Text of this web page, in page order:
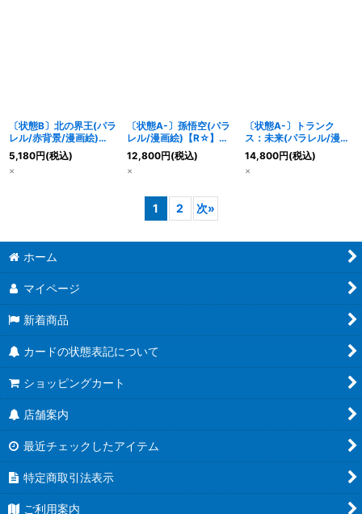
〔状態B〕北の界王(パラ
レル/赤背景/漫画絵)
【C☆】{SB02-002}
5,180円(税込)
×
〔状態A-〕孫悟空(パラ
レル/漫画絵)【R☆】
{SB02-004}
12,800円(税込)
×
〔状態A-〕トランク
ス：未来(パラレル/漫画
絵)【R☆】{SB02-010}
14,800円(税込)
×
1 2 次»
ホーム
マイページ
新着商品
カードの状態表記について
ショッピングカート
店舗案内
最近チェックしたアイテム
特定商取引法表示
ご利用案内